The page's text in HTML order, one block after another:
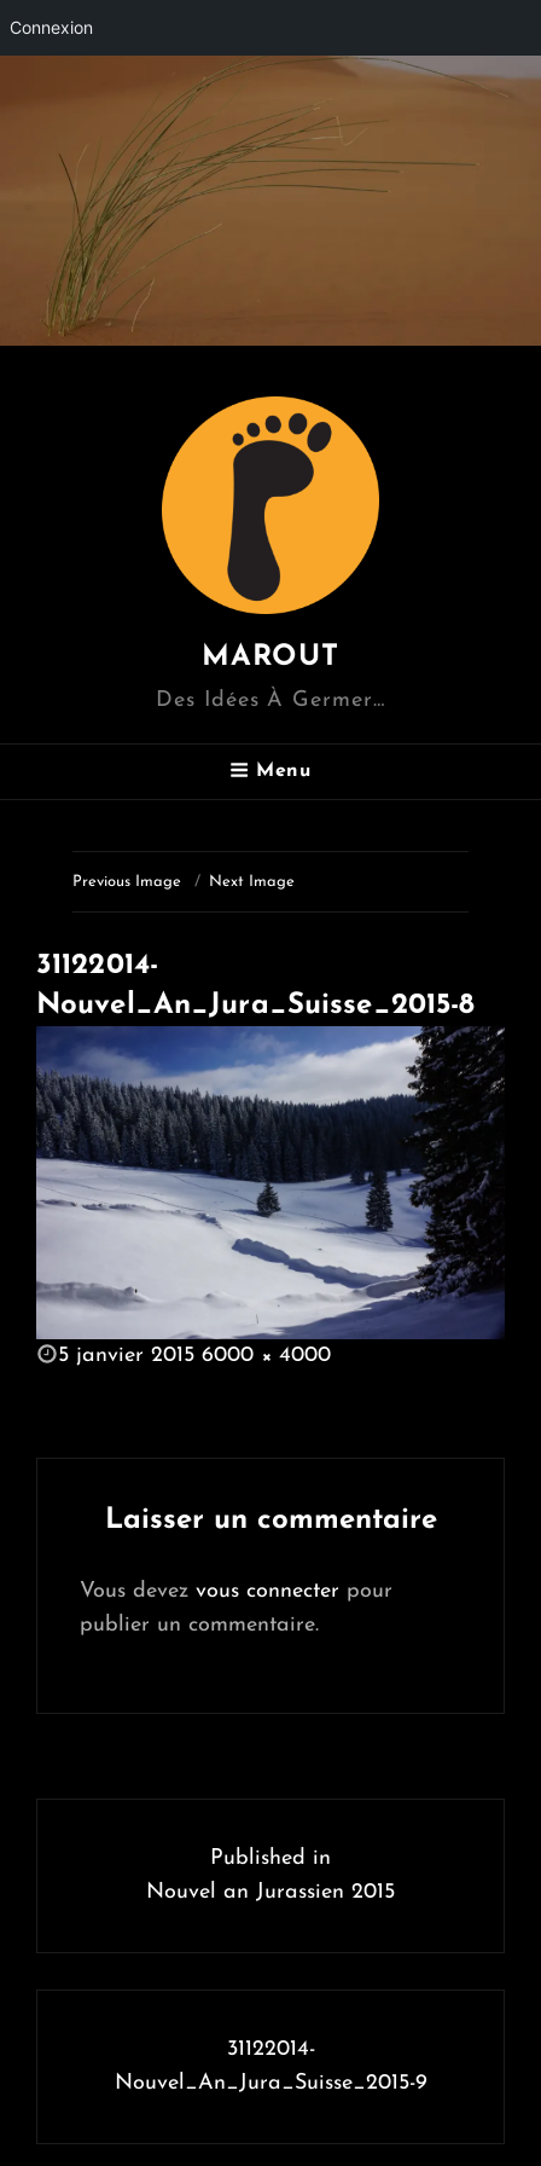
Connexion
MAROUT
Des Idées À Germer…
Menu
Previous Image Next Image
31122014-
Nouvel_An_Jura_Suisse_2015-8
POSTED
5 janvier 2015 6000 × 4000
Laisser un commentaire
Vous devez vous connecter pour
publier un commentaire.
l’article
Published in
Nouvel an Jurassien 2015
31122014-
Nouvel_An_Jura_Suisse_2015-9